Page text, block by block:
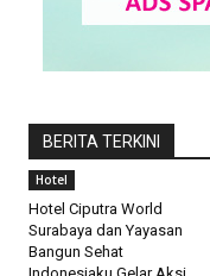
BERITA TERKINI
Hotel
Hotel Ciputra World
Surabaya dan Yayasan
Bangun Sehat